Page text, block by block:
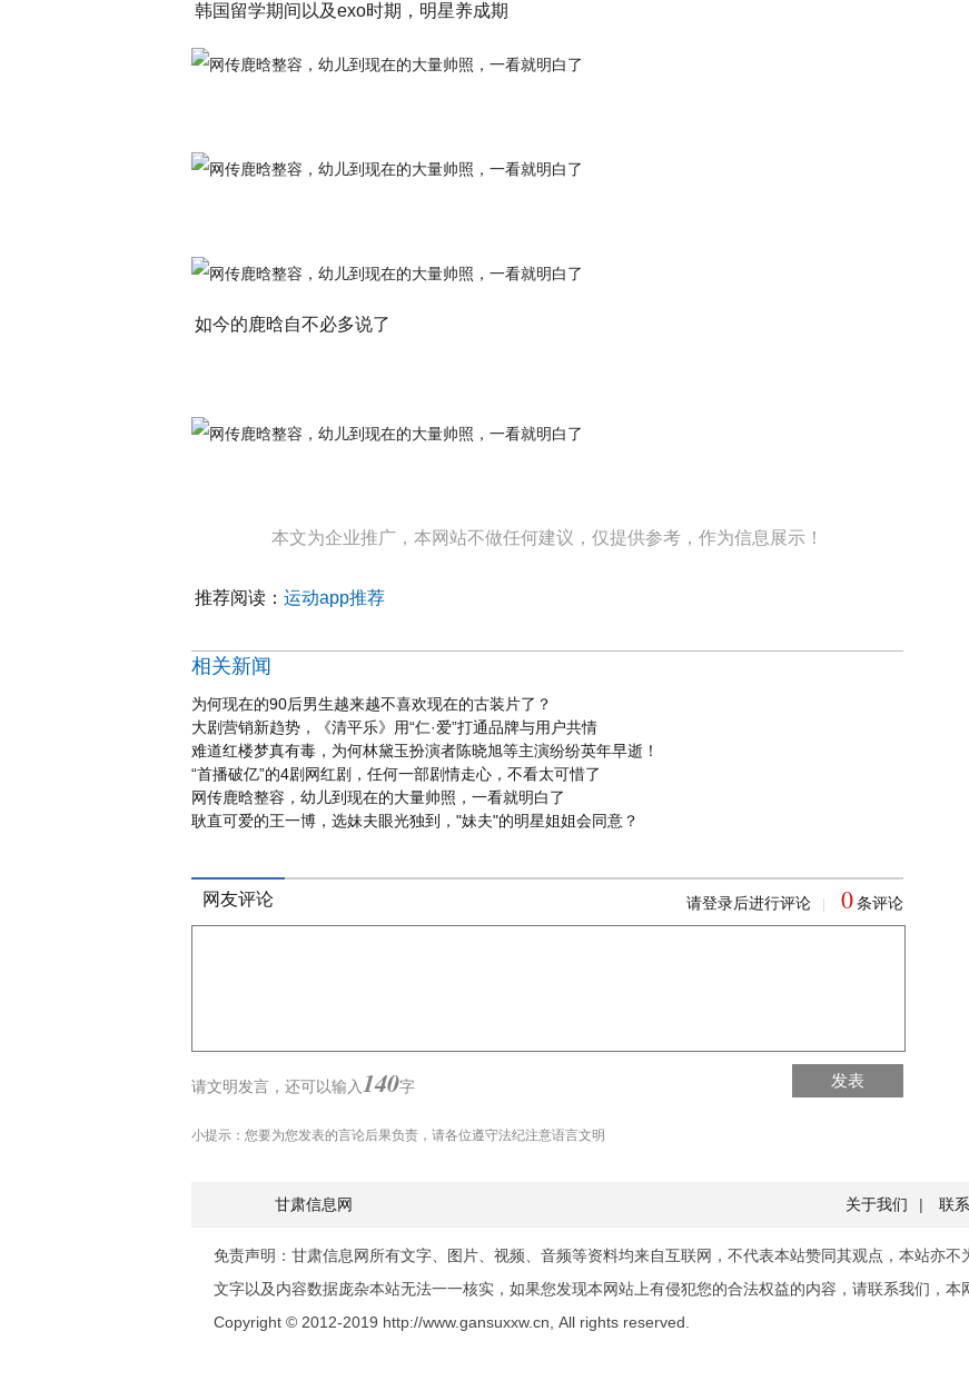
韩国留学期间以及exo时期，明星养成期
如今的鹿晗自不必多说了
本文为企业推广，本网站不做任何建议，仅提供参考，作为信息展示！
推荐阅读： 运动app推荐
相关新闻
为何现在的90后男生越来越不喜欢现在的古装片了？
大剧营销新趋势，《清平乐》用“仁·爱”打通品牌与用户共情
难道红楼梦真有毒，为何林黛玉扮演者陈晓旭等主演纷纷英年早逝！
“首播破亿”的4剧网红剧，任何一部剧情走心，不看太可惜了
网传鹿晗整容，幼儿到现在的大量帅照，一看就明白了
耿直可爱的王一博，选妹夫眼光独到，"妹夫"的明星姐姐会同意？
网友评论 请登录后进行评论 0条评论
请文明发言， 还可以输入140字 发表
小提示：您要为您发表的言论后果负责，请各位遵守法纪注意语言文明
回到首页
甘肃信息网 关于我们 | 联
免责声明：甘肃信息网所有文字、图片、视频、音频等资料均来自互联网，不代表本站赞同其观点，本站亦
文字以及内容数据庞杂本站无法一一核实，如果您发现本网站上有侵犯您的合法权益的内容，请联系我们，本
Copyright © 2012-2019 http://www.gansuxxw.cn, All rights reserved.